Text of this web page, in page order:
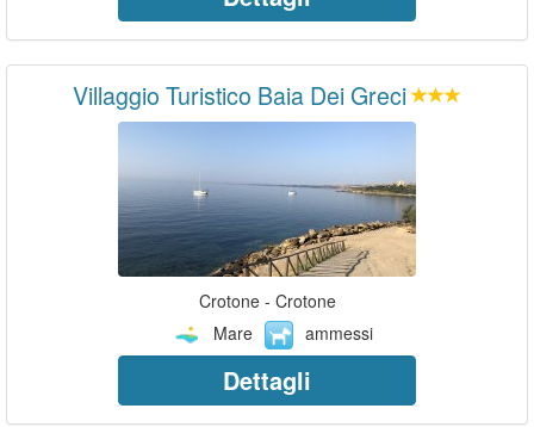
Villaggio Turistico Baia Dei Greci
Crotone - Crotone
Mare
ammessi
Dettagli